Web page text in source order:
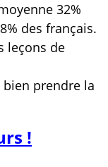
32%
des français.
leçons de
bien prendre la
!